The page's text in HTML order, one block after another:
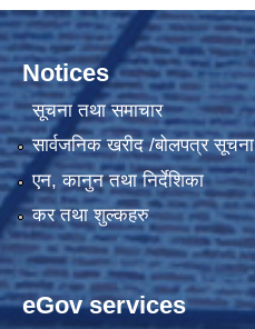
Notices
सूचना तथा समाचार
सार्वजनिक खरीद /बोलपत्र सूचना
एन, कानुन तथा निर्देशिका
कर तथा शुल्कहरु
eGov services